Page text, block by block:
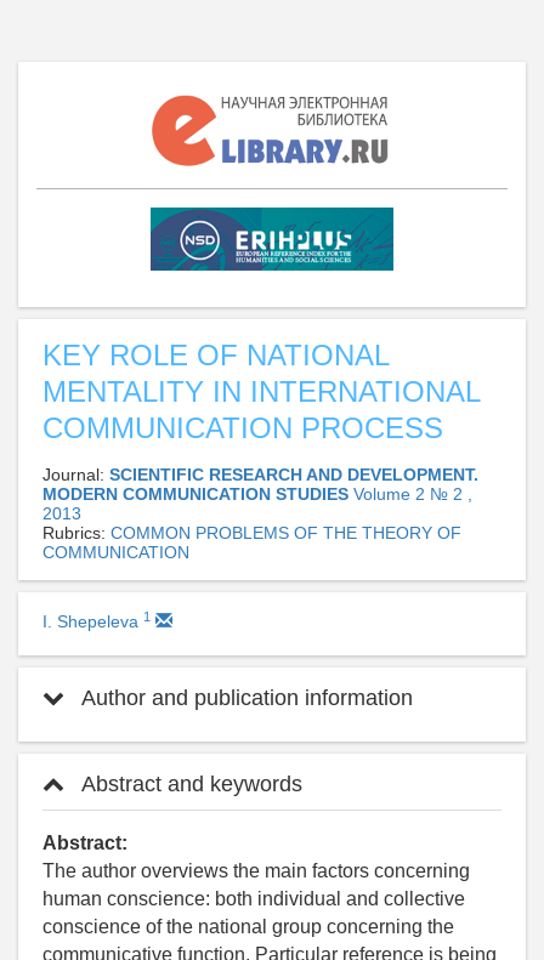
KEY ROLE OF NATIONAL
MENTALITY IN INTERNATIONAL
COMMUNICATION PROCESS
Journal: SCIENTIFIC RESEARCH AND DEVELOPMENT.
MODERN COMMUNICATION STUDIES Volume 2 № 2 ,
2013
Rubrics: COMMON PROBLEMS OF THE THEORY OF
COMMUNICATION
I. Shepeleva 1
Author and publication information
Abstract and keywords
Abstract:
The author overviews the main factors concerning
human conscience: both individual and collective
conscience of the national group concerning the
communicative function. Particular reference is being